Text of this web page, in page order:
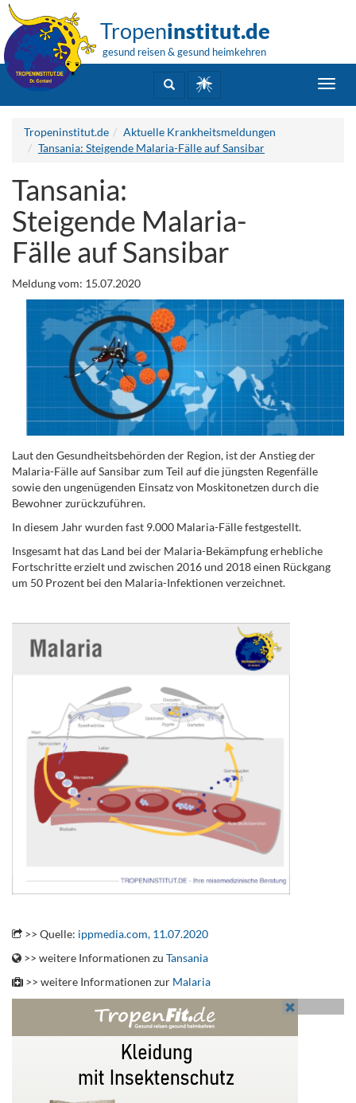
Tropeninstitut.de
gesund reisen & gesund heimkehren
Tropeninstitut.de
Aktuelle Krankheitsmeldungen
Tansania: Steigende Malaria-Fälle auf Sansibar
Tansania:
Steigende Malaria-
Fälle auf Sansibar
Meldung vom: 15.07.2020
Laut den Gesundheitsbehörden der Region, ist der Anstieg der
Malaria-Fälle auf Sansibar zum Teil auf die jüngsten Regenfälle
sowie den ungenügenden Einsatz von Moskitonetzen durch die
Bewohner zurückzuführen.
In diesem Jahr wurden fast 9.000 Malaria-Fälle festgestellt.
Insgesamt hat das Land bei der Malaria-Bekämpfung erhebliche
Fortschritte erzielt und zwischen 2016 und 2018 einen Rückgang
um 50 Prozent bei den Malaria-Infektionen verzeichnet.
>> Quelle: ippmedia.com, 11.07.2020
>> weitere Informationen zu Tansania
>> weitere Informationen zur Malaria